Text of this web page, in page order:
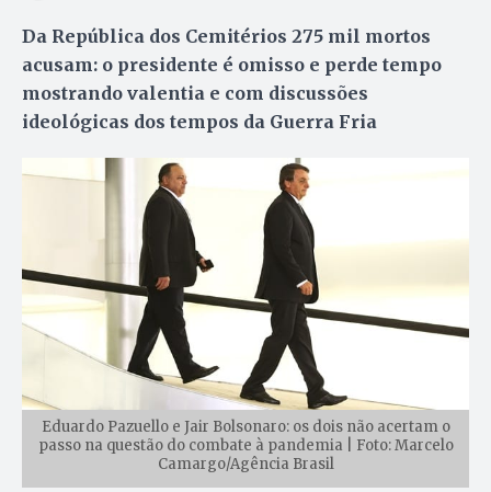
Da República dos Cemitérios 275 mil mortos
acusam: o presidente é omisso e perde tempo
mostrando valentia e com discussões
ideológicas dos tempos da Guerra Fria
Eduardo Pazuello e Jair Bolsonaro: os dois não acertam o
passo na questão do combate à pandemia | Foto: Marcelo
Camargo/Agência Brasil